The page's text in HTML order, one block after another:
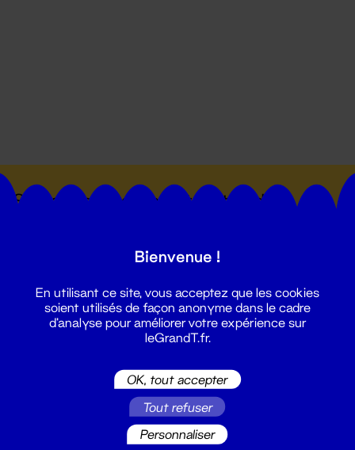
Suivez toutes les actualités du
Bienvenue !
En utilisant ce site, vous acceptez que les cookies
soient utilisés de façon anonyme dans le cadre
d'analyse pour améliorer votre expérience sur
leGrandT.fr.
OK, tout accepter
Tout refuser
Personnaliser